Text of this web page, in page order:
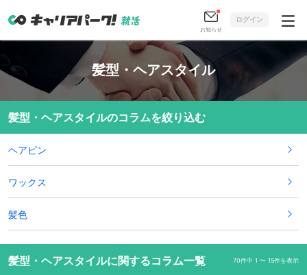
お知らせ
ログイン
髪型・ヘアスタイル
髪型・ヘアスタイルのコラムを絞り込む
ヘアピン
ワックス
髪色
髪型・ヘアスタイルに関するコラム一覧 70件中 1 〜 15件を表示